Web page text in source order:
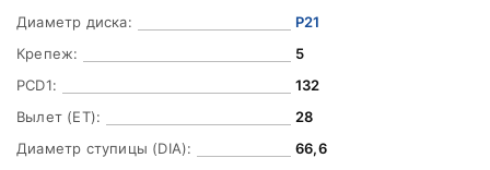
Диаметр диска:
Р21
Крепеж:
5
PCD1:
132
Вылет (ET):
28
Диаметр ступицы (DIA):
66,6